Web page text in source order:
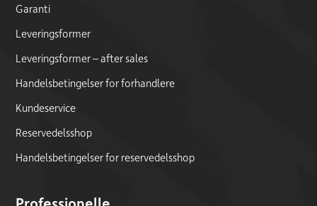
Garanti
Leveringsformer
Leveringsformer – after sales
Handelsbetingelser for forhandlere
Kundeservice
Reservedelsshop
Handelsbetingelser for reservedelsshop